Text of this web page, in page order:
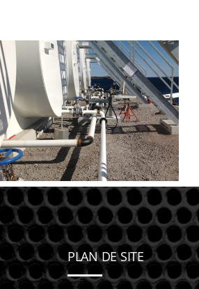
PLAN DE SITE